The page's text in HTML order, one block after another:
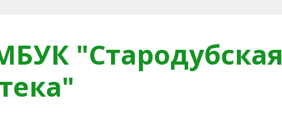
"Стародубская